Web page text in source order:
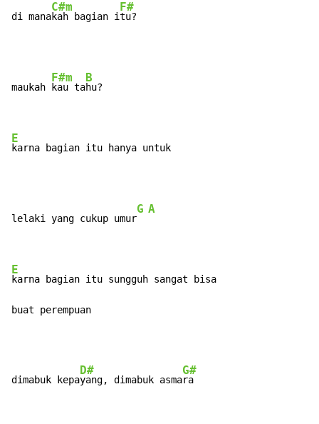
di mana
C#m
kah bagian i
F#
tu?
maukah
F#m
kau ta
B
hu?
E
karna bagian itu hanya untuk
lelaki yang cukup umur
G A
E
karna bagian itu sungguh sangat bisa
buat perempuan
dimabuk kepa
D#
yang, dimabuk asma
G#
ra